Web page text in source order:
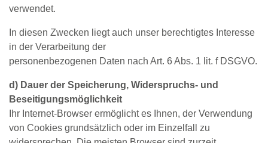
verwendet.
In diesen Zwecken liegt auch unser berechtigtes Interesse
in der Verarbeitung der
personenbezogenen Daten nach Art. 6 Abs. 1 lit. f DSGVO.
d) Dauer der Speicherung, Widerspruchs‐ und
Beseitigungsmöglichkeit
Ihr Internet-Browser ermöglicht es Ihnen, der Verwendung
von Cookies grundsätzlich oder im Einzelfall zu